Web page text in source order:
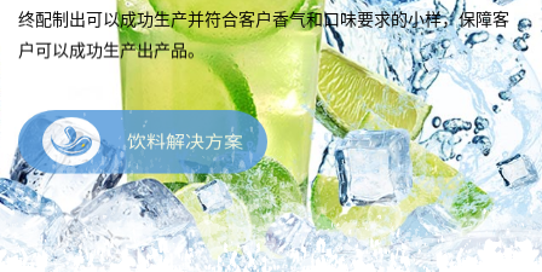
终配制出可以成功生产并符合客户香气和口味要求的小样，保障客
户可以成功生产出产品。
饮料解决方案